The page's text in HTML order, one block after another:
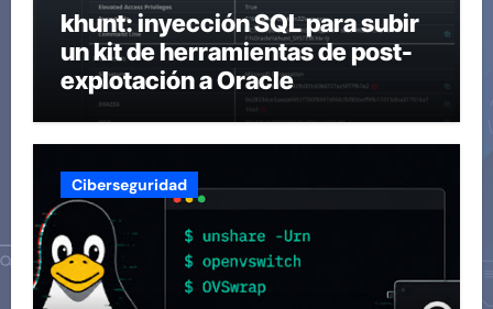
khunt: inyección SQL para subir
un kit de herramientas de post-
explotación a Oracle
Ciberseguridad